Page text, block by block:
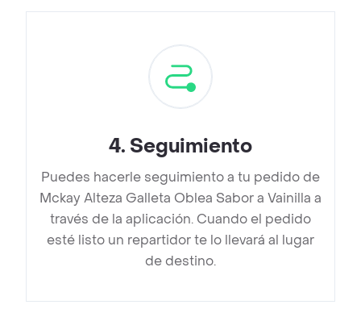
4. Seguimiento
Puedes hacerle seguimiento a tu pedido de
Mckay Alteza Galleta Oblea Sabor a Vainilla a
través de la aplicación. Cuando el pedido
esté listo un repartidor te lo llevará al lugar
de destino.